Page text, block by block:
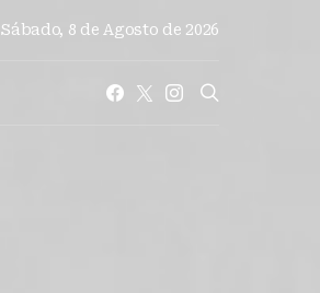
Sábado, 8 de Agosto de 2026